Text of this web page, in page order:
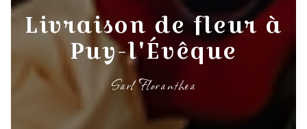
Livraison de fleur à
Puy-l'Évêque
Sarl Floranthea